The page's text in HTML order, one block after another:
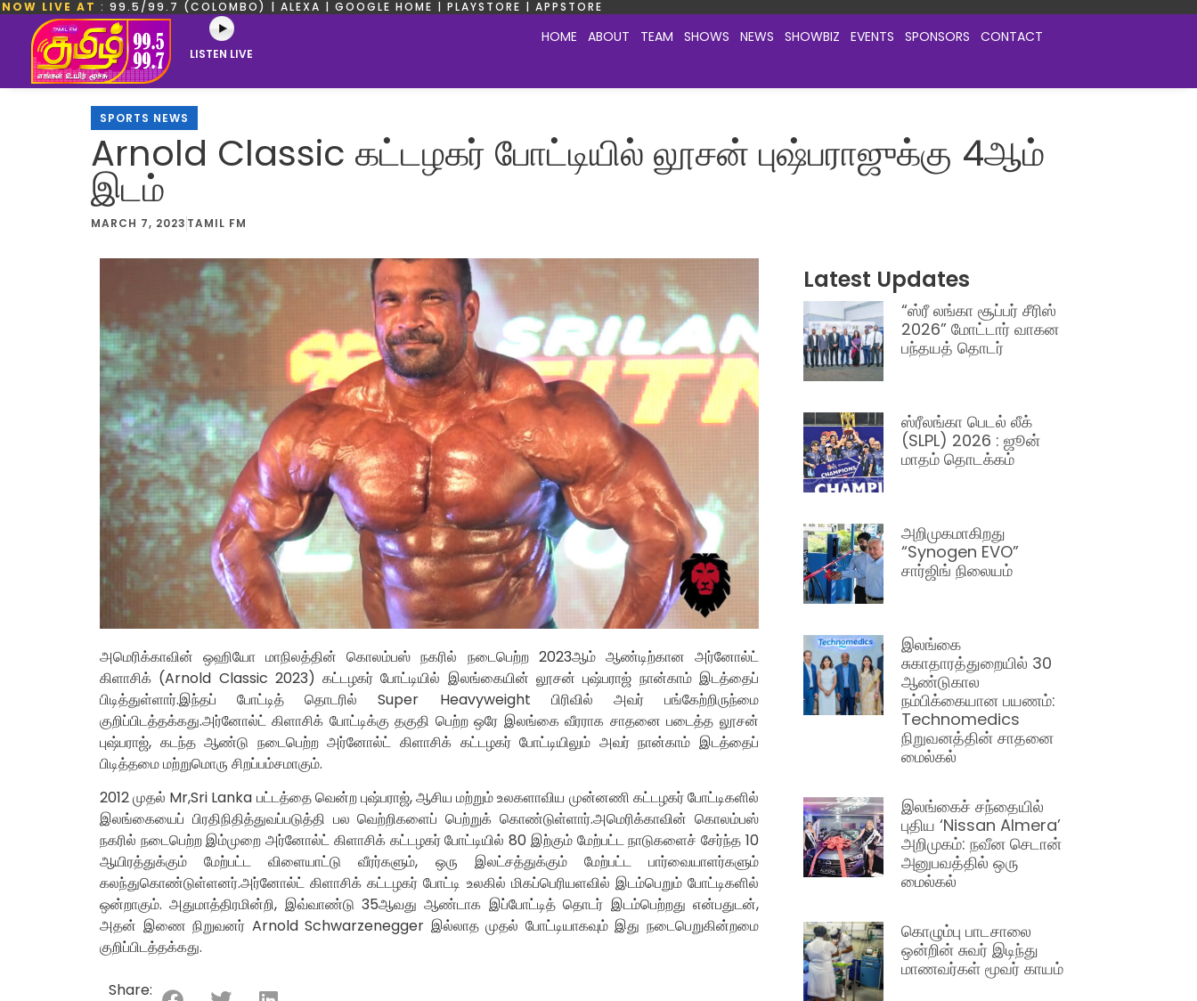
NOW LIVE AT : 99.5/99.7 (COLOMBO) | ALEXA | GOOGLE HOME | PLAYSTORE | APPSTORE
LISTEN LIVE
HOME ABOUT TEAM SHOWS NEWS SHOWBIZ EVENTS SPONSORS CONTACT
SPORTS NEWS
Arnold Classic கட்டழகர் போட்டியில் லூசன் புஷ்பராஜுக்கு 4ஆம்
இடம்
MARCH 7, 2023 TAMIL FM
அமெரிக்காவின் ஒஹியோ மாநிலத்தின் கொலம்பஸ் நகரில் நடைபெற்ற 2023ஆம் ஆண்டிற்கான அர்னோல்ட்
கிளாசிக் (Arnold Classic 2023) கட்டழகர் போட்டியில் இலங்கையின் லூசன் புஷ்பராஜ் நான்காம் இடத்தைப்
பிடித்துள்ளார்.இந்தப் போட்டித் தொடரில் Super Heavyweight பிரிவில் அவர் பங்கேற்றிருந்மை
குறிப்பிடத்தக்கது.அர்னோல்ட் கிளாசிக் போட்டிக்கு தகுதி பெற்ற ஒரே இலங்கை வீரராக சாதனை படைத்த லூசன்
புஷ்பராஜ், கடந்த ஆண்டு நடைபெற்ற அர்னோல்ட் கிளாசிக் கட்டழகர் போட்டியிலும் அவர் நான்காம் இடத்தைப்
பிடித்தமை மற்றுமொரு சிறப்பம்சமாகும்.
2012 முதல் Mr,Sri Lanka பட்டத்தை வென்ற புஷ்பராஜ், ஆசிய மற்றும் உலகளாவிய முன்னணி கட்டழகர் போட்டிகளில்
இலங்கையைப் பிரதிநிதித்துவப்படுத்தி பல வெற்றிகளைப் பெற்றுக் கொண்டுள்ளார்.அமெரிக்காவின் கொலம்பஸ்
நகரில் நடைபெற்ற இம்முறை அர்னோல்ட் கிளாசிக் கட்டழகர் போட்டியில் 80 இற்கும் மேற்பட்ட நாடுகளைச் சேர்ந்த 10
ஆயிரத்துக்கும் மேற்பட்ட விளையாட்டு வீரர்களும், ஒரு இலட்சத்துக்கும் மேற்பட்ட பார்வையாளர்களும்
கலந்துகொண்டுள்ளனர்.அர்னோல்ட் கிளாசிக் கட்டழகர் போட்டி உலகில் மிகப்பெரியளவில் இடம்பெறும் போட்டிகளில்
ஒன்றாகும். அதுமாத்திரமின்றி, இவ்வாண்டு 35ஆவது ஆண்டாக இப்போட்டித் தொடர் இடம்பெற்றது என்பதுடன்,
அதன் இணை நிறுவனர் Arnold Schwarzenegger இல்லாத முதல் போட்டியாகவும் இது நடைபெறுகின்றமை
குறிப்பிடத்தக்கது.
Share:
Latest Updates
“ஸ்ரீ லங்கா சூப்பர் சீரிஸ்
2026” மோட்டார் வாகன
பந்தயத் தொடர்
ஸ்ரீலங்கா பெடல் லீக்
(SLPL) 2026 : ஜூன்
மாதம் தொடக்கம்
அறிமுகமாகிறது
“Synogen EVO”
சார்ஜிங் நிலையம்
இலங்கை
சுகாதாரத்துறையில் 30
ஆண்டுகால
நம்பிக்கையான பயணம்:
Technomedics
நிறுவனத்தின் சாதனை
மைல்கல்
இலங்கைச் சந்தையில்
புதிய ‘Nissan Almera’
அறிமுகம்: நவீன செடான்
அனுபவத்தில் ஒரு
மைல்கல்
கொழும்பு பாடசாலை
ஒன்றின் சுவர் இடிந்து
மாணவர்கள் மூவர் காயம்